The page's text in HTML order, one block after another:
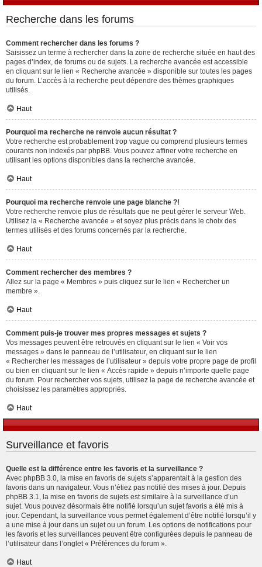
Recherche dans les forums
Comment rechercher dans les forums ?
Saisissez un terme à rechercher dans la zone de recherche située en haut des
pages d’index, de forums ou de sujets. La recherche avancée est accessible
en cliquant sur le lien « Recherche avancée » disponible sur toutes les pages
du forum. L’accès à la recherche peut dépendre des thèmes graphiques
utilisés.
Haut
Pourquoi ma recherche ne renvoie aucun résultat ?
Votre recherche est probablement trop vague ou comprend plusieurs termes
courants non indexés par phpBB. Vous pouvez affiner votre recherche en
utilisant les options disponibles dans la recherche avancée.
Haut
Pourquoi ma recherche renvoie une page blanche ?!
Votre recherche renvoie plus de résultats que ne peut gérer le serveur Web.
Utilisez la « Recherche avancée » et soyez plus précis dans le choix des
termes utilisés et des forums concernés par la recherche.
Haut
Comment rechercher des membres ?
Allez sur la page « Membres » puis cliquez sur le lien « Rechercher un
membre ».
Haut
Comment puis-je trouver mes propres messages et sujets ?
Vos messages peuvent être retrouvés en cliquant sur le lien « Voir vos
messages » dans le panneau de l’utilisateur, en cliquant sur le lien
« Rechercher les messages de l’utilisateur » depuis votre propre page de profil
ou bien en cliquant sur le lien « Accès rapide » depuis n’importe quelle page
du forum. Pour rechercher vos sujets, utilisez la page de recherche avancée et
choisissez les paramètres appropriés.
Haut
Surveillance et favoris
Quelle est la différence entre les favoris et la surveillance ?
Avec phpBB 3.0, la mise en favoris de sujets s’apparentait à la gestion des
favoris dans un navigateur. Vous n’étiez pas notifié des mises à jour. Depuis
phpBB 3.1, la mise en favoris de sujets est similaire à la surveillance d’un
sujet. Vous pouvez désormais être notifié lorsqu’un sujet favoris a été mis à
jour. Cependant, la surveillance vous permet également d’être notifié lorsqu’il y
a une mise à jour dans un sujet ou un forum. Les options de notifications pour
les favoris et les surveillances peuvent être configurées depuis le panneau de
l’utilisateur dans l’onglet « Préférences du forum ».
Haut